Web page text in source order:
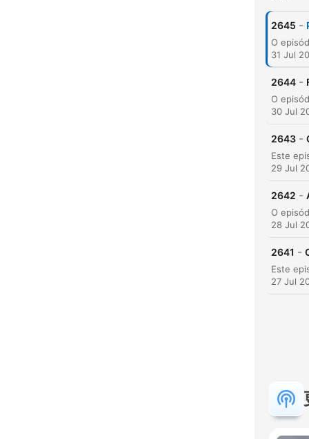
精彩
2645 -
31 Jul
2644 -
30 Jul
2643 -
29 Jul
2642 -
28 Jul
2641 -
27 Jul